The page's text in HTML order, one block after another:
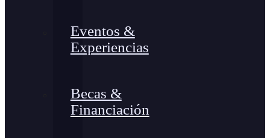
Eventos &
Experiencias
Becas &
Financiación